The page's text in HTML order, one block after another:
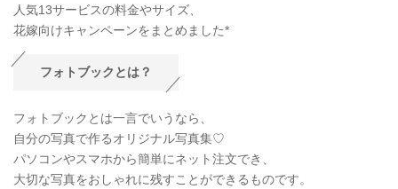
人気13サービスの料金やサイズ、
花嫁向けキャンペーンをまとめました*
フォトブックとは？
フォトブックとは一言でいうなら、
自分の写真で作るオリジナル写真集♡
パソコンやスマホから簡単にネット注文でき、
大切な写真をおしゃれに残すことができるものです。